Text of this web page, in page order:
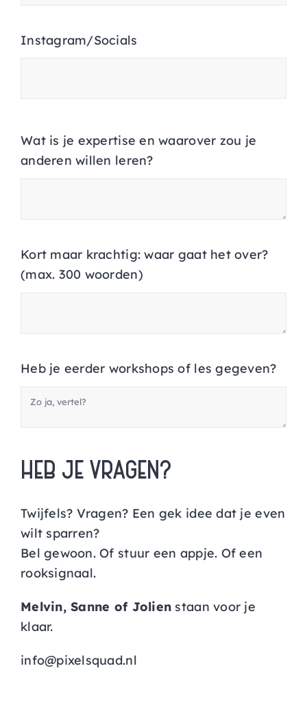
Instagram/Socials
Wat is je expertise en waarover zou je
anderen willen leren?
Kort maar krachtig: waar gaat het over?
(max. 300 woorden)
Heb je eerder workshops of les gegeven?
HEB JE VRAGEN?
Twijfels? Vragen? Een gek idee dat je even
wilt sparren?
Bel gewoon. Of stuur een appje. Of een
rooksignaal.
Melvin, Sanne of Jolien staan voor je
klaar.
info@pixelsquad.nl